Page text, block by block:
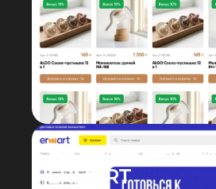
Интернет магазин
ERMART